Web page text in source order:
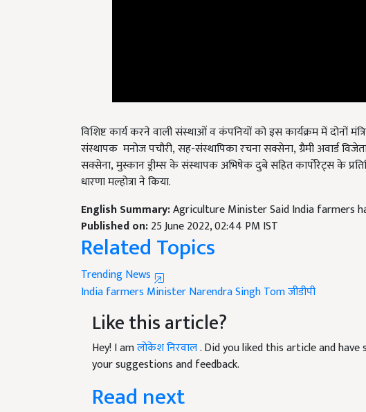
संस्थापक मनोज पचौरी, सह-संस्थापिका रचना सक्सेना, ग्रैमी अवार्ड
सक्सेना, मुस्कान ड्रीम्स के संस्थापक अभिषेक दुबे सहित कार्पोरेट्स के
धारणा मल्होत्रा ने किया.
Published on:25 June 2022, 02:44 PM IST
Related Topics
Trending News
India farmersMinister Narendra Singh Tom
Like this article?
Hey! I amलोकेश निरवाल. Did you liked this article and
your suggestions and feedback.
Read next